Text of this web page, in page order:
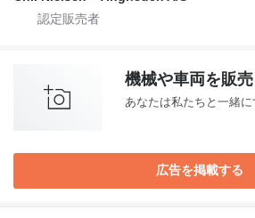
機械や車両を販
あなたは私たちと一緒に
広告を掲載する